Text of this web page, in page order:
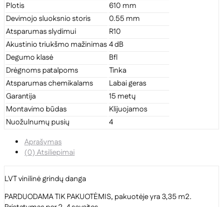
Plotis
610 mm
Devimojo sluoksnio storis
0.55 mm
Atsparumas slydimui
R10
Akustinio triukšmo mažinimas4 dB
Degumo klasė
Bfl
Drėgnoms patalpoms
Tinka
Atsparumas chemikalams
Labai geras
Garantija
15 metų
Montavimo būdas
Klijuojamos
Nuožulnumų pusių
4
Aprašymas
(0) Atsiliepimai
LVT vinilinė grindų danga
PARDUODAMA TIK PAKUOTĖMIS, pakuotėje yra 3,35 m2.